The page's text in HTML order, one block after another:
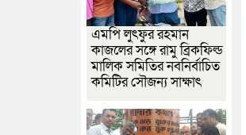
এমপি লুৎফুর রহমান
কাজলের সঙ্গে রামু ব্রিকফিল্ড
মালিক সমিতির নবনির্বাচিত
কমিটির সৌজন্য সাক্ষাৎ